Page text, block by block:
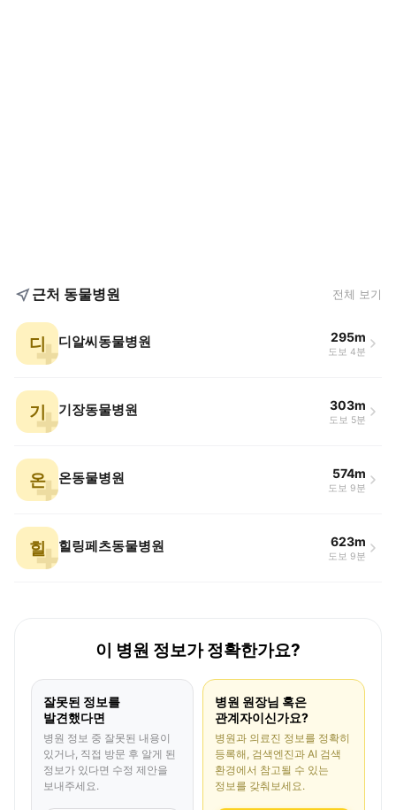
근처 동물병원 전체 보기
디 디알씨동물병원 295m
도보 4분
기 기장동물병원 303m
도보 5분
온 온동물병원 574m
도보 9분
힐 힐링페츠동물병원 623m
도보 9분
이 병원 정보가 정확한가요?
잘못된 정보를
발견했다면
병원 정보 중 잘못된 내용이
있거나, 직접 방문 후 알게 된
정보가 있다면 수정 제안을
보내주세요.
병원 원장님 혹은
관계자이신가요?
병원과 의료진 정보를 정확히
등록해, 검색엔진과 AI 검색
환경에서 참고될 수 있는
정보를 갖춰보세요.